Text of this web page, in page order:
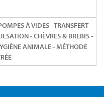
À VIDES - TRANSFERT
- CHÈVRES & BREBIS -
ANIMALE - MÉTHODE